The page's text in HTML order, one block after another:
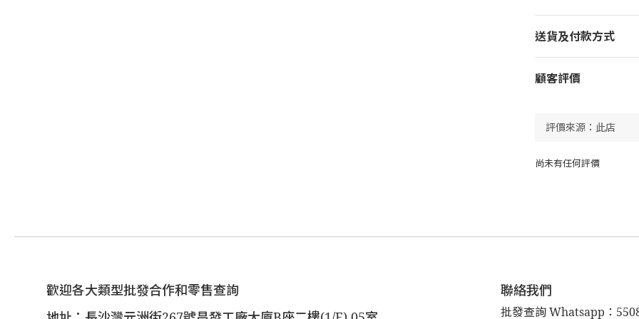
送貨及付款方式
顧客評價
尚未有任何評價
歡迎各大類型批發合作和零售查詢
聯絡我們
批發查詢 Whatsapp：